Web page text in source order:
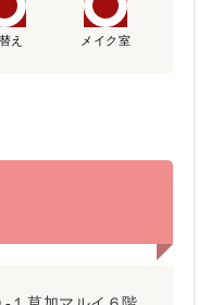
え メイク室
１草加マルイ６階